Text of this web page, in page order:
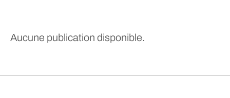
Aucune publication disponible.